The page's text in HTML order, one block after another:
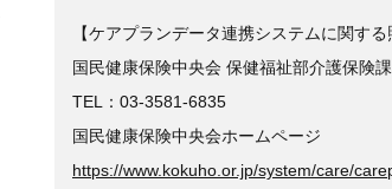
【ケアプランデータ連携システムに関する
国民健康保険中央会 保健福祉部介護保険課
TEL：03-3581-6835
国民健康保険中央会ホームページ
https://www.kokuho.or.jp/system/care/